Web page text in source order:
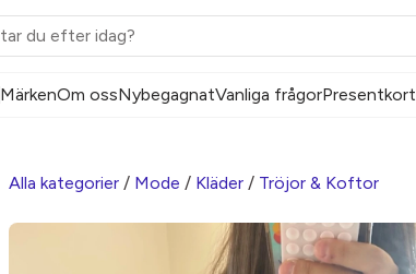
MärkenOm ossNybegagnatVanliga frågorPresentkort
Alla kategorier / Mode / Kläder / Tröjor & Koftor